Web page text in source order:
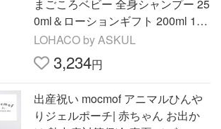
まごころベビー 全身シャンプー 25
0ml＆ローションギフト 200ml 1セ
ット
LOHACO by ASKUL
3,234円
出産祝い mocmof アニマルひんや
りジェルポーチ| 赤ちゃん お出か